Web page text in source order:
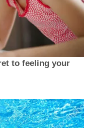
to feeling your